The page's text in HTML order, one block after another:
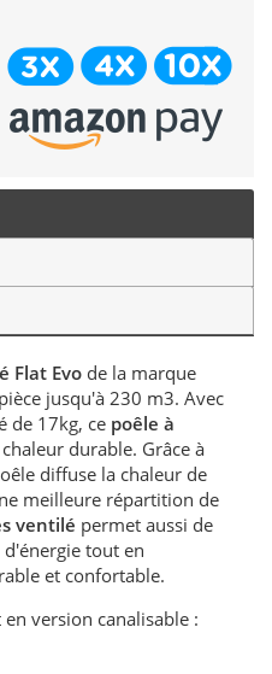
Flat Evo de la marque
jusqu'à 230 m3. Avec
de 17kg, ce poêle à
durable. Grâce à
diffuse la chaleur de
meilleure répartition de
ventilé permet aussi de
tout en
et confortable.
version canalisable :